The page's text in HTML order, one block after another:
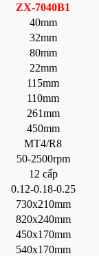
ZX-7040B1
40mm
32mm
80mm
22mm
115mm
110mm
261mm
450mm
MT4/R8
50-2500rpm
12 cấp
0.12-0.18-0.25
730x210mm
820x240mm
450x170mm
540x170mm